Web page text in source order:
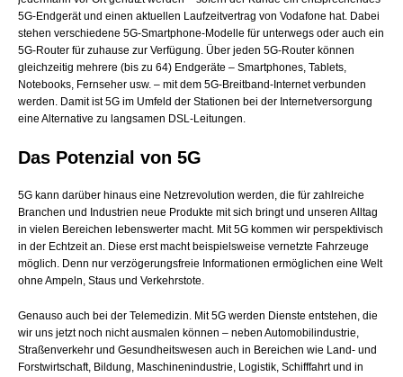
5G-Endgerät und einen aktuellen Laufzeitvertrag von Vodafone hat. Dabei
stehen verschiedene 5G-Smartphone-Modelle für unterwegs oder auch ein
5G-Router für zuhause zur Verfügung. Über jeden 5G-Router können
gleichzeitig mehrere (bis zu 64) Endgeräte – Smartphones, Tablets,
Notebooks, Fernseher usw. – mit dem 5G-Breitband-Internet verbunden
werden. Damit ist 5G im Umfeld der Stationen bei der Internetversorgung
eine Alternative zu langsamen DSL-Leitungen.
Das Potenzial von 5G
5G kann darüber hinaus eine Netzrevolution werden, die für zahlreiche
Branchen und Industrien neue Produkte mit sich bringt und unseren Alltag
in vielen Bereichen lebenswerter macht. Mit 5G kommen wir perspektivisch
in der Echtzeit an. Diese erst macht beispielsweise vernetzte Fahrzeuge
möglich. Denn nur verzögerungsfreie Informationen ermöglichen eine Welt
ohne Ampeln, Staus und Verkehrstote.
Genauso auch bei der Telemedizin. Mit 5G werden Dienste entstehen, die
wir uns jetzt noch nicht ausmalen können – neben Automobilindustrie,
Straßenverkehr und Gesundheitswesen auch in Bereichen wie Land- und
Forstwirtschaft, Bildung, Maschinenindustrie, Logistik, Schifffahrt und in